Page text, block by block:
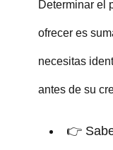
Determinar el
ofrecer es
necesitas
antes de su
👉